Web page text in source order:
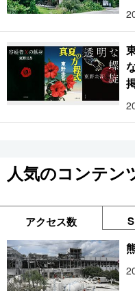
人気のコンテン
アクセス数